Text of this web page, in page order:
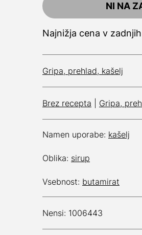
NI NA
Najnižja cena v
Gripa, prehlad, kašelj
Brez recepta Gripa,
Namen uporabe: kašelj
Oblika: sirup
Vsebnost: butamirat
Nensi: 1006443